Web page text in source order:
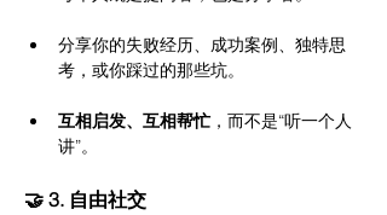
分享你的失败经历、成功案例、独特思
考，或你踩过的那些坑。
互相启发、互相帮忙，而不是“听一个人
讲”。
🤝 3. 自由社交